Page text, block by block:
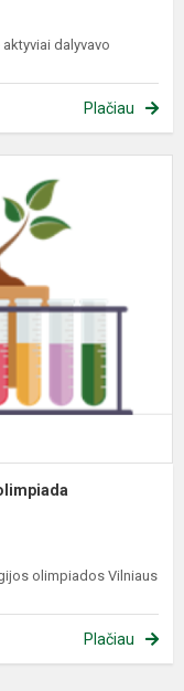
dalyvavo
Plačiau
olimpiados Vilniaus
Plačiau